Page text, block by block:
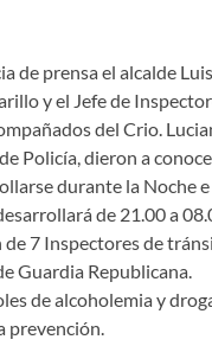
de prensa el alcalde
y el Jefe de
del Crio.
Policía, dieron a
durante la Noche e
de 21.00 a
7 Inspectores de
Guardia Republicana.
de alcoholemia y
prevención.